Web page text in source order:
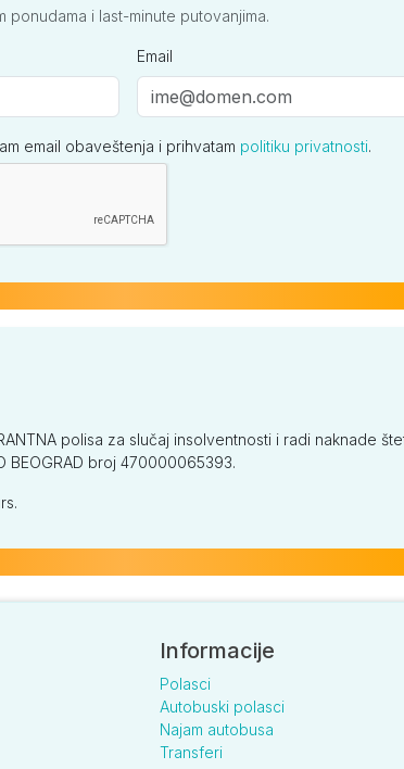
ponudama i last-minute putovanjima.
Email
email obaveštenja i prihvatam politiku privatnosti.
polisa za slučaj insolventnosti i radi naknade
BEOGRAD broj 470000065393.
Informacije
Polasci
Autobuski polasci
Najam autobusa
Transferi